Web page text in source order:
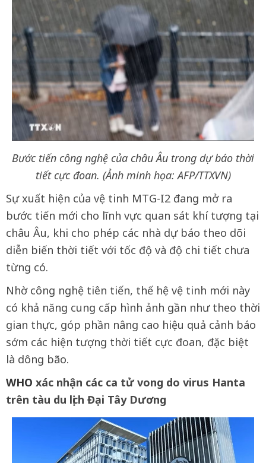
Bước tiến công nghệ của châu Âu trong dự báo thời
tiết cực đoan. (Ảnh minh họa: AFP/TTXVN)
Sự xuất hiện của vệ tinh MTG-I2 đang mở ra
bước tiến mới cho lĩnh vực quan sát khí tượng tại
châu Âu, khi cho phép các nhà dự báo theo dõi
diễn biến thời tiết với tốc độ và độ chi tiết chưa
từng có.
Nhờ công nghệ tiên tiến, thế hệ vệ tinh mới này
có khả năng cung cấp hình ảnh gần như theo thời
gian thực, góp phần nâng cao hiệu quả cảnh báo
sớm các hiện tượng thời tiết cực đoan, đặc biệt
là dông bão.
WHO xác nhận các ca tử vong do virus Hanta
trên tàu du lịch Đại Tây Dương